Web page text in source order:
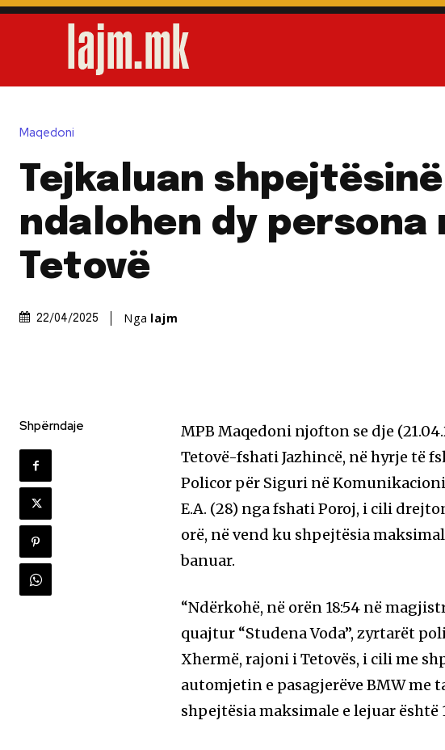
Maqedoni
Tejkaluan
ndalohen dy persona
Tetovë
22/04/2025 Nga lajm
Shpërndaje
MPB Maqedoni njofton se dje
Tetovë-fshati Jazhincë, në hyrje të
Policor për Siguri në
E.A. (28) nga fshati Poroj, i cili
orë, në vend ku shpejtësia
banuar.
“Ndërkohë, në orën 18:54 në
quajtur “Studena Voda”, zyrtarët
Xhermë, rajoni i Tetovës, i cili me
automjetin e pasagjerëve BMW me
shpejtësia maksimale e lejuar është